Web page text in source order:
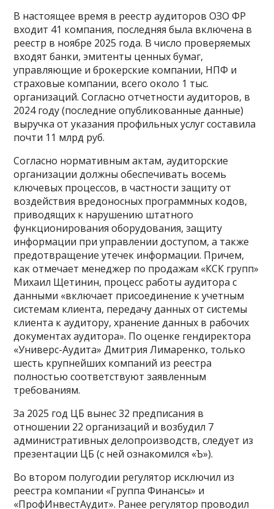
В настоящее время в реестр аудиторов ОЗО ФР
входит 41 компания, последняя была включена в
реестр в ноябре 2025 года. В число проверяемых
входят банки, эмитенты ценных бумаг,
управляющие и брокерские компании, НПФ и
страховые компании, всего около 1 тыс.
организаций. Согласно отчетности аудиторов, в
2024 году (последние опубликованные данные)
выручка от указания профильных услуг составила
почти 11 млрд руб.
Согласно нормативным актам, аудиторские
организации должны обеспечивать восемь
ключевых процессов, в частности защиту от
воздействия вредоносных программных кодов,
приводящих к нарушению штатного
функционирования оборудования, защиту
информации при управлении доступом, а также
предотвращение утечек информации. Причем,
как отмечает менеджер по продажам «КСК групп»
Михаил Щетинин, процесс работы аудитора с
данными «включает присоединение к учетным
системам клиента, передачу данных от системы
клиента к аудитору, хранение данных в рабочих
документах аудитора». По оценке гендиректора
«Универс-Аудита» Дмитрия Лимаренко, только
шесть крупнейших компаний из реестра
полностью соответствуют заявленным
требованиям.
За 2025 год ЦБ вынес 32 предписания в
отношении 22 организаций и возбудил 7
административных делопроизводств, следует из
презентации ЦБ (с ней ознакомился «Ъ»).
Во втором полугодии регулятор исключил из
реестра компании «Группа Финансы» и
«ПрофИнвестАудит». Ранее регулятор проводил